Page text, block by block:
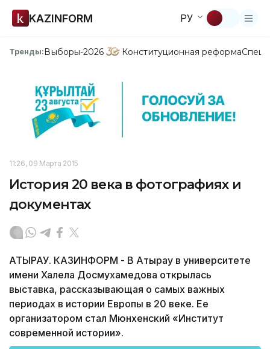
KAZINFORM РУ
Тренды:Выборы-2026 Конституционная реформа
11:26, 09 Марта 2015
История 20 века в фотографиях и
документах
АТЫРАУ. КАЗИНФОРМ - В Атырау в университете
имени Халела Досмухамедова открылась
выставка, рассказывающая о самых важных
периодах в истории Европы в 20 веке. Ее
организатором стал Мюнхенский «Институт
современной истории».